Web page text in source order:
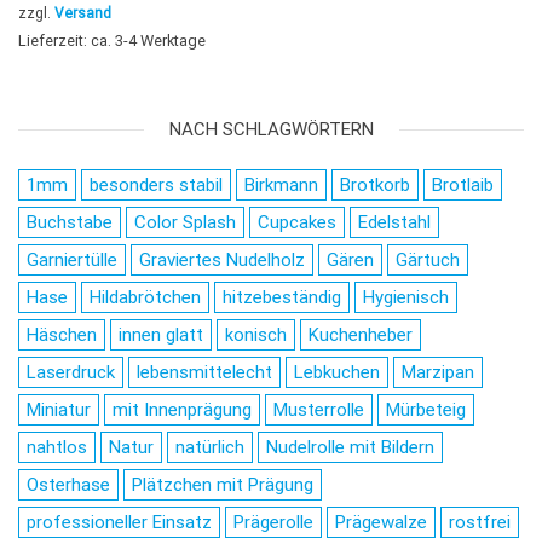
zzgl. Versand
Lieferzeit: ca. 3-4 Werktage
NACH SCHLAGWÖRTERN
1mm besonders stabil Birkmann Brotkorb
Brotlaib
Buchstabe
Color Splash Cupcakes
Edelstahl
Garniertülle
Graviertes Nudelholz Gären
Gärtuch
Hase
Hildabrötchen hitzebeständig
Hygienisch
Häschen
innen glatt konisch
Kuchenheber
Laserdruck
lebensmittelecht Lebkuchen
Marzipan
Miniatur
mit Innenprägung Musterrolle
Mürbeteig
nahtlos
Natur natürlich
Nudelrolle mit Bildern
Osterhase
Plätzchen mit Prägung
professioneller Einsatz
Prägerolle Prägewalze
rostfrei